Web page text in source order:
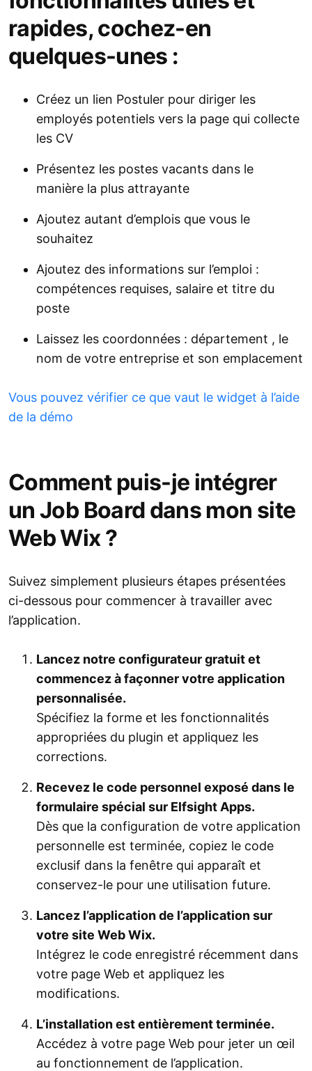
rapides, cochez-en
quelques-unes :
Créez un lien Postuler pour diriger les
employés potentiels vers la page qui collecte
les CV
Présentez les postes vacants dans le
manière la plus attrayante
Ajoutez autant d’emplois que vous le
souhaitez
Ajoutez des informations sur l’emploi :
compétences requises, salaire et titre du
poste
Laissez les coordonnées : département , le
nom de votre entreprise et son emplacement
Vous pouvez vérifier ce que vaut le widget à l’aide
de la démo
Comment puis-je intégrer
un Job Board dans mon site
Web Wix ?
Suivez simplement plusieurs étapes présentées
ci-dessous pour commencer à travailler avec
l’application.
Lancez notre configurateur gratuit et
commencez à façonner votre application
personnalisée.
Spécifiez la forme et les fonctionnalités
appropriées du plugin et appliquez les
corrections.
Recevez le code personnel exposé dans le
formulaire spécial sur Elfsight Apps.
Dès que la configuration de votre application
personnelle est terminée, copiez le code
exclusif dans la fenêtre qui apparaît et
conservez-le pour une utilisation future.
Lancez l’application de l’application sur
votre site Web Wix.
Intégrez le code enregistré récemment dans
votre page Web et appliquez les
modifications.
L’installation est entièrement terminée.
Accédez à votre page Web pour jeter un œil
au fonctionnement de l’application.